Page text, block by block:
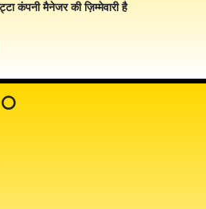
कंपनी मैनेजर की ज़िम्मेवारी है